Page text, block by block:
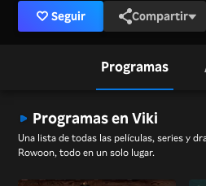
Seguir Compartir
Programas
Programas en Viki
Una lista de todas las películas, series y
Rowoon, todo en un solo lugar.